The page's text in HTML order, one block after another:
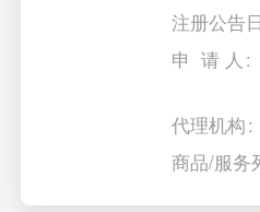
注册公告
申 请 人
代理机构
商品/服务